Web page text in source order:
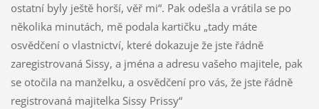
ostatní byly ještě horší, věř mi“. Pak odešla a vrátila se po
několika minutách, mě podala kartičku „tady máte
osvědčení o vlastnictví, které dokazuje že jste řádně
zaregistrovaná Sissy, a jména a adresu vašeho majitele, pak
se otočila na manželku, a osvědčení pro vás, že jste řádně
registrovaná majitelka Sissy Prissy“